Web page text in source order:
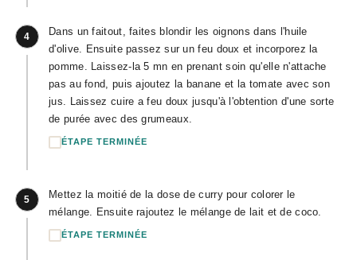
4
Dans un faitout, faites blondir les oignons dans l'huile
d'olive. Ensuite passez sur un feu doux et incorporez la
pomme. Laissez-la 5 mn en prenant soin qu'elle n'attache
pas au fond, puis ajoutez la banane et la tomate avec son
jus. Laissez cuire a feu doux jusqu'à l'obtention d'une sorte
de purée avec des grumeaux.
ÉTAPE TERMINÉE
5
Mettez la moitié de la dose de curry pour colorer le
mélange. Ensuite rajoutez le mélange de lait et de coco.
ÉTAPE TERMINÉE